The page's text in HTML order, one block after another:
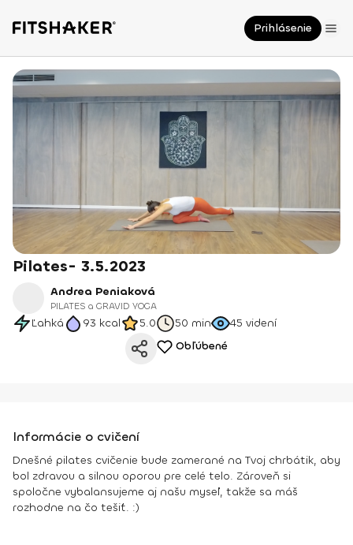
Prihlásenie
Pilates- 3.5.2023
Andrea Peniaková
PILATES a GRAVID YOGA
Ľahká 93 kcal 5.0 50 min 45 videní
Obľúbené
Informácie o cvičení
Dnešné pilates cvičenie bude zamerané na Tvoj chrbátik, aby
bol zdravou a silnou oporou pre celé telo. Zároveň si
spoločne vybalansujeme aj našu myseľ, takže sa máš
rozhodne na čo tešiť. :)